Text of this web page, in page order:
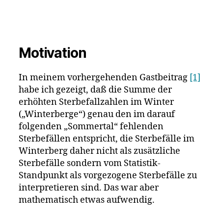
Beginn
Motivation
In meinem vorhergehenden Gastbeitrag [1]
habe ich gezeigt, daß die Summe der
erhöhten Sterbefallzahlen im Winter
(„Winterberge“) genau den im darauf
folgenden „Sommertal“ fehlenden
Sterbefällen entspricht, die Sterbefälle im
Winterberg daher nicht als zusätzliche
Sterbefälle sondern vom Statistik-
Standpunkt als vorgezogene Sterbefälle zu
interpretieren sind. Das war aber
mathematisch etwas aufwendig.